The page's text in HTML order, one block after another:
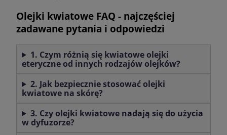
Olejki kwiatowe FAQ - najczęściej
zadawane pytania i odpowiedzi
1. Czym różnią się kwiatowe olejki
eteryczne od innych rodzajów olejków?
2. Jak bezpiecznie stosować olejki
kwiatowe na skórę?
3. Czy olejki kwiatowe nadają się do użycia
w dyfuzorze?